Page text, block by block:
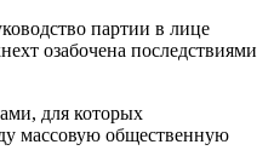
партии в лице
озабочена последствиями
для которых
массовую общественную